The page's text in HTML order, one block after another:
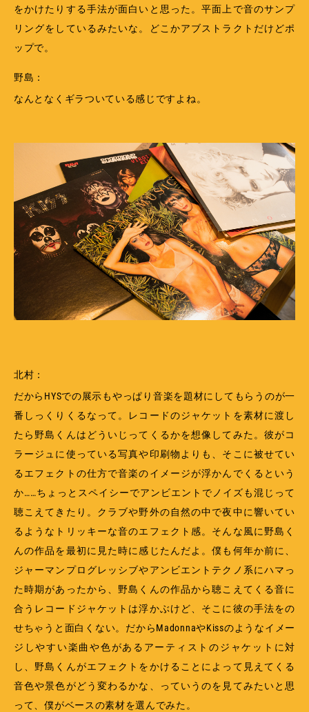
をかけたりする手法が面白いと思った。平面上で音のサンプ
リングをしているみたいな。どこかアブストラクトだけどポ
ップで。
野島：
なんとなくギラついている感じですよね。
北村：
だからHYSでの展示もやっぱり音楽を題材にしてもらうのが一
番しっくりくるなって。レコードのジャケットを素材に渡し
たら野島くんはどういじってくるかを想像してみた。彼がコ
ラージュに使っている写真や印刷物よりも、そこに被せてい
るエフェクトの仕方で音楽のイメージが浮かんでくるという
か……ちょっとスペイシーでアンビエントでノイズも混じって
聴こえてきたり。クラブや野外の自然の中で夜中に響いてい
るようなトリッキーな音のエフェクト感。そんな風に野島く
んの作品を最初に見た時に感じたんだよ。僕も何年か前に、
ジャーマンプログレッシブやアンビエントテクノ系にハマっ
た時期があったから、野島くんの作品から聴こえてくる音に
合うレコードジャケットは浮かぶけど、そこに彼の手法をの
せちゃうと面白くない。だからMadonnaやKissのようなイメー
ジしやすい楽曲や色があるアーティストのジャケットに対
し、野島くんがエフェクトをかけることによって見えてくる
音色や景色がどう変わるかな、っていうのを見てみたいと思
って、僕がベースの素材を選んでみた。